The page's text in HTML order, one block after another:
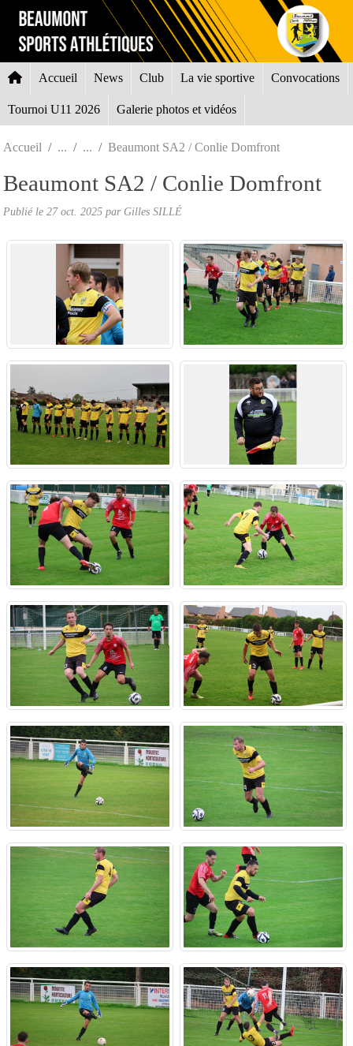
Accueil News Club La vie sportive Convocations
Tournoi U11 2026 Galerie photos et vidéos
Accueil Beaumont SA2 / Conlie Domfront
Beaumont SA2 / Conlie Domfront
Publié le 27 oct. 2025 par Gilles SILLÉ
Panneau de gestion des cookies